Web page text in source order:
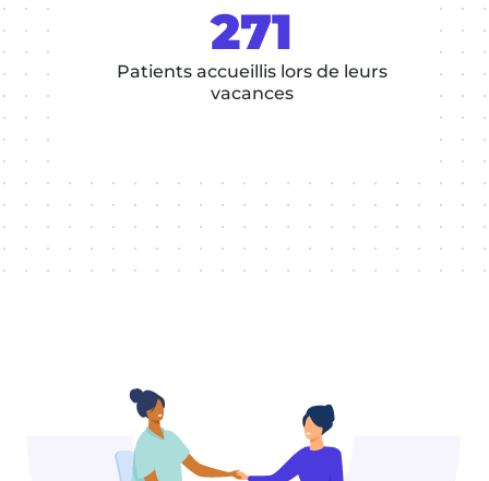
271
Patients accueillis lors de leurs
vacances